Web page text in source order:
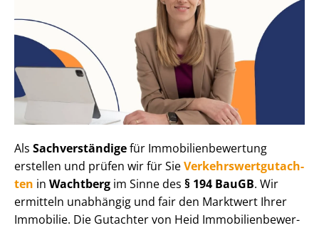
Als Sachverständigefür Im­mo­bi­li­en­be­wer­tung
erstellen und prüfen wir für SieVer­kehrs­wert­gut­ach­
ten in Wachtberg im Sinne des § 194 BauGB. Wir
ermitteln unabhängig und fair den Marktwert Ihrer
Immobilie. Die Gutachter von Heid Im­mo­bi­li­en­be­wer­